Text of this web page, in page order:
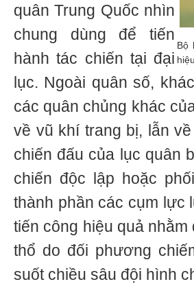
Bộ
quân Trung Quốc nhìn
chung dùng để tiến
hành tác chiến tại đại
lục. Ngoài quân số,
các quân chủng khác
về vũ khí trang bị, lẫn
chiến đấu của lục quân
chiến độc lập hoặc
thành phần các cụm lực
tiến công hiệu quả
thổ do đối phương
suốt chiều sâu đội hình